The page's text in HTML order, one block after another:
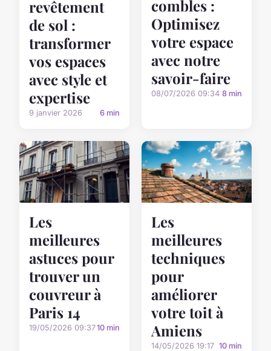
revêtement
de sol :
transformer
vos espaces
avec style et
expertise
9 janvier 2026 6 min
combles :
Optimisez
votre espace
avec notre
savoir-faire
08/07/2026 09:34 8 min
Les
meilleures
astuces pour
trouver un
couvreur à
Paris 14
19/05/2026 09:3710 min
Les
meilleures
techniques
pour
améliorer
votre toit à
Amiens
14/05/2026 19:17 10 min